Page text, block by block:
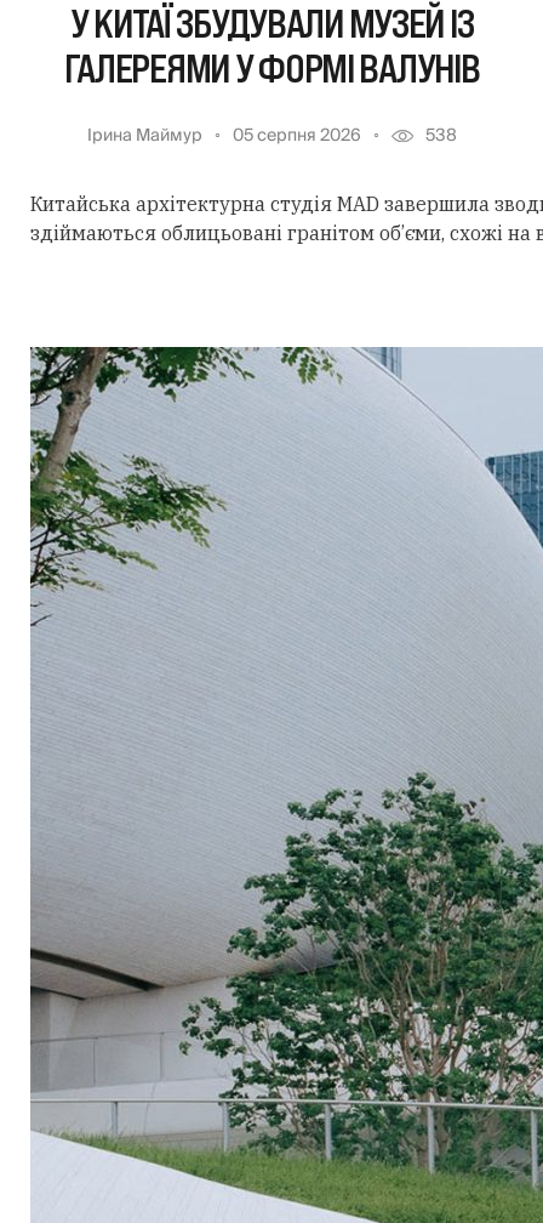
У КИТАЇ ЗБУДУВАЛИ МУЗЕЙ ІЗ
ГАЛЕРЕЯМИ У ФОРМІ ВАЛУНІВ
Ірина Маймур 05 серпня 2026 538
Китайська архітектурна студія MAD завершила
здіймаються облицьовані гранітом об’єми, схожі